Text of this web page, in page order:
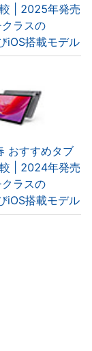
| 2025年発売
ラスの
iOS搭載モデル
おすすめタブ
| 2024年発売
ラスの
iOS搭載モデル